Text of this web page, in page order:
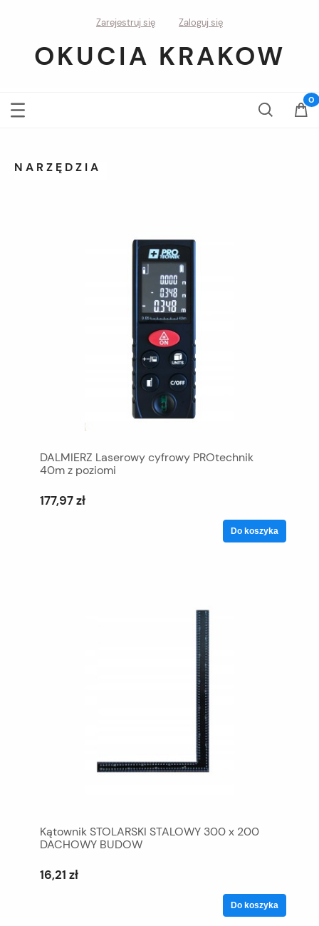
Zarejestruj się Zaloguj się
OKUCIA KRAKOW
NARZĘDZIA
DALMIERZ Laserowy cyfrowy PROtechnik
40m z poziomi
177,97 zł
Do koszyka
Kątownik STOLARSKI STALOWY 300 x 200
DACHOWY BUDOW
16,21 zł
Do koszyka